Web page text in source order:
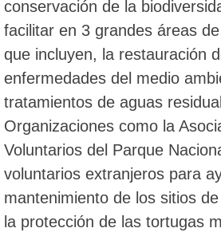
conservación de la
facilitar en 3 grandes áreas
que incluyen, la restauración
enfermedades del medio
tratamientos de aguas
Organizaciones como la
Voluntarios del Parque
voluntarios extranjeros para
mantenimiento de los sitios
la protección de las tortugas